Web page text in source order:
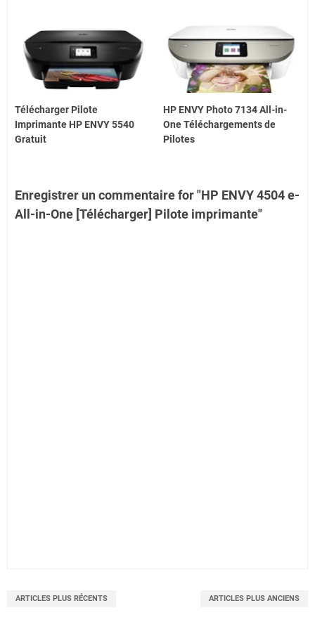
Télécharger Pilote
Imprimante HP ENVY 5540
Gratuit
HP ENVY Photo 7134 All-in-
One Téléchargements de
Pilotes
Enregistrer un commentaire for "HP ENVY 4504 e-
All-in-One [Télécharger] Pilote imprimante"
ARTICLES PLUS RÉCENTS ARTICLES PLUS ANCIENS